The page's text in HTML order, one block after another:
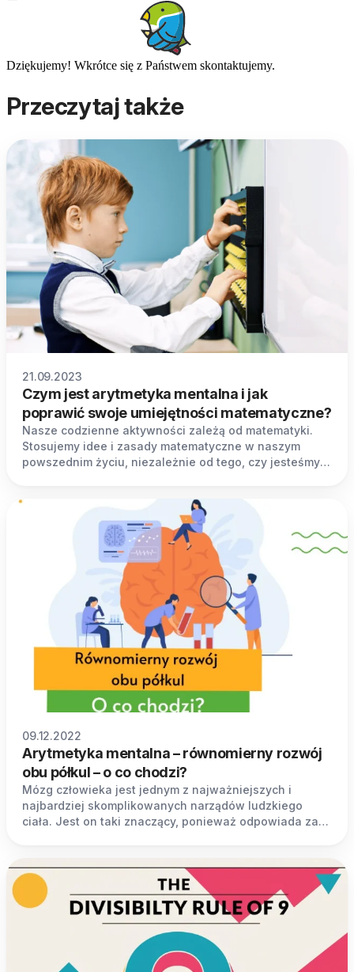
Dziękujemy! Wkrótce się z Państwem skontaktujemy.
Przeczytaj także
21.09.2023
Czym jest arytmetyka mentalna i jak
poprawić swoje umiejętności matematyczne?
Nasze codzienne aktywności zależą od matematyki.
Stosujemy idee i zasady matematyczne w naszym
powszednim życiu, niezależnie od tego, czy jesteśmy
09.12.2022
Arytmetyka mentalna – równomierny rozwój
obu półkul – o co chodzi?
Mózg człowieka jest jednym z najważniejszych i
najbardziej skomplikowanych narządów ludzkiego
ciała. Jest on taki znaczący, ponieważ odpowiada za
będzie ćwiczony oraz jakie wyzwania będą przed nim
stały, człowiek może zdobyć odmienne umiejętności.
Zajęcia z arytmetyki mentalnej wspierają całościowy
rozwój mózgu dziecka poprzez stymulację obu półkul
mózgowych w jednym momencie.